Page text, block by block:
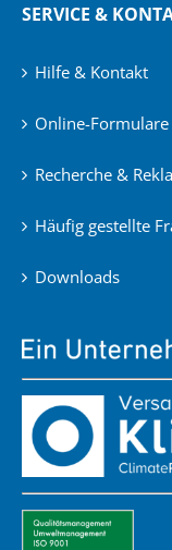
SERVICE &
Hilfe & Kontakt
Online-Formulare
Recherche &
Häufig gestellte
Downloads